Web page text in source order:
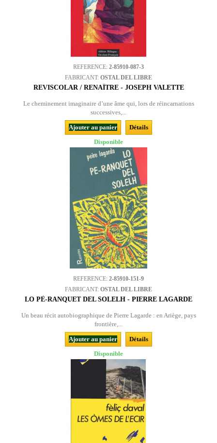
REFERENCE: 2-85910-087-3
FABRICANT: OSTAL DEL LIBRE
REVISCOLAR / RENAÎTRE - JOSEPH VALETTE
Le cheminement imaginaire d’une âme qui, lors de réincarnations
successives,...
Ajouter au panier
Détails
Disponible
REFERENCE: 2-85910-151-9
FABRICANT: OSTAL DEL LIBRE
LO PÈ-RANQUET DEL SOLELH - PIERRE LAGARDE
Un beau récit autobiographique de Pierre Lagarde : en Ariège, pays
frontière,...
Ajouter au panier
Détails
Disponible